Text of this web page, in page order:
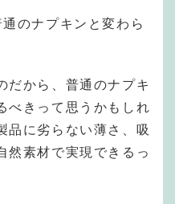
のナプキンと変わら
だから、普通のナプキ
べきって思うかもしれ
品に劣らない薄さ、吸
然素材で実現できるっ